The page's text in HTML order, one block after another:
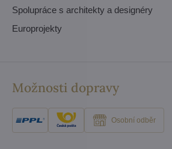
Spolupráce s architekty a designéry
Europrojekty
Možnosti dopravy
Osobní odběr